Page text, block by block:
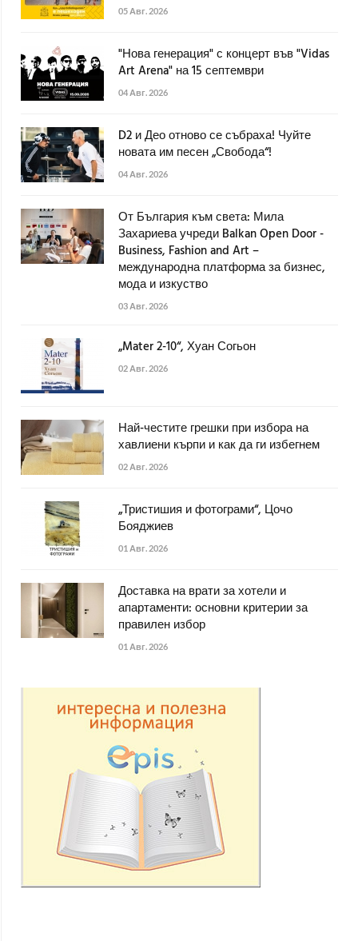
05 Авг. 2026
"Нова генерация" с концерт във "Vidas
Art Arena" на 15 септември
04 Авг. 2026
D2 и Део отново се събраха! Чуйте
новата им песен „Свобода“!
04 Авг. 2026
От България към света: Мила
Захариева учреди Balkan Open Door -
Business, Fashion and Art –
международна платформа за бизнес,
мода и изкуство
03 Авг. 2026
„Mater 2-10“, Хуан Согьон
02 Авг. 2026
Най-честите грешки при избора на
хавлиени кърпи и как да ги избегнем
02 Авг. 2026
„Тристишия и фотограми“, Цочо
Бояджиев
01 Авг. 2026
Доставка на врати за хотели и
апартаменти: основни критерии за
правилен избор
01 Авг. 2026